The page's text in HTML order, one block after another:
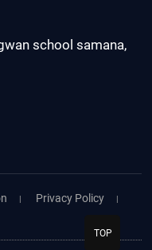
school samana,
Privacy Policy
TOP